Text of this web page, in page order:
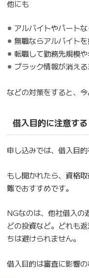
他にも
アルバイトやパート
無職ならアルバイト
転職して勤務先規模
ブラック情報が消え
などの対策をすると、
借入目的に注意する
申し込みでは、借入目
もし聞かれたら、資格
難でおすすめです。
NGなのは、他社借入の
どの投資など。どれも
ちは避けられません。
借入目的は審査に影響